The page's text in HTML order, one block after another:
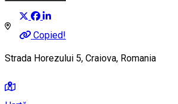
Copied!
Strada Horezului 5, Craiova, Romania